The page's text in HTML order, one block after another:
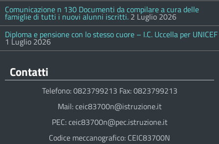
Comunicazione n 130 Documenti da compilare a cura delle
famiglie di tutti i nuovi alunni iscritti. 2 Luglio 2026
Diploma e pensione con lo stesso cuore – I.C. Uccella per UNICEF
1 Luglio 2026
Contatti
Telefono: 0823799213 Fax: 0823799213
Mail: ceic83700n@istruzione.it
PEC: ceic83700n@pec.istruzione.it
Codice meccanografico: CEIC83700N